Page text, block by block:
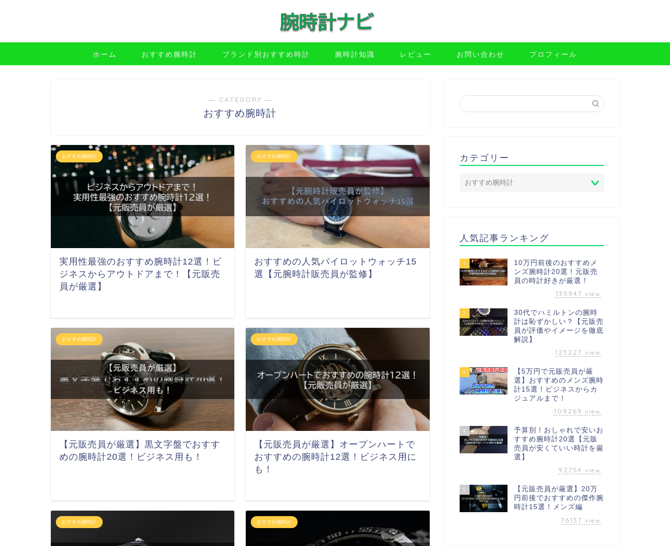
ホーム おすすめ腕時計 ブランド別おすすめ時計 腕時計知識 レビュー お問い合わせ プロフィール
― CATEGORY ―
おすすめ腕時計
おすすめ腕時計
実用性最強のおすすめ腕時計12選！ビ
ジネスからアウトドアまで！【元販売
員が厳選】
おすすめ腕時計
おすすめの人気パイロットウォッチ15
選【元腕時計販売員が監修】
おすすめ腕時計
【元販売員が厳選】黒文字盤でおすす
めの腕時計20選！ビジネス用も！
おすすめ腕時計
【元販売員が厳選】オープンハートで
おすすめの腕時計12選！ビジネス用に
も！
おすすめ腕時計 おすすめ腕時計
カテゴリー
人気記事ランキング
1
10万円前後のおすすめメ
ンズ腕時計20選！元販売
員の時計好きが厳選！
135947 view
2
30代でハミルトンの腕時
計は恥ずかしい？【元販売
員が評価やイメージを徹底
解説】
123227 view
3
【5万円で元販売員が厳
選】おすすめのメンズ腕時
計15選！ビジネスからカ
ジュアルまで！
109269 view
4
予算別！おしゃれで安いお
すすめ腕時計20選【元販
売員が安くていい時計を厳
選】
92754 view
5
【元販売員が厳選】20万
円前後でおすすめの傑作腕
時計15選！メンズ編
76137 view